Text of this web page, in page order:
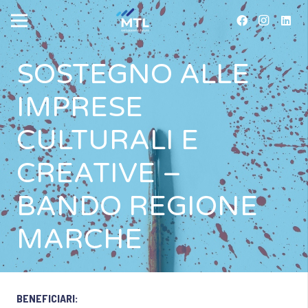
SOSTEGNO ALLE
IMPRESE
CULTURALI E
CREATIVE –
BANDO REGIONE
MARCHE
BENEFICIARI: